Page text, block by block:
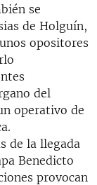
se
de Holguín,
opositores
del
operativo de
de la llegada
Benedicto
provocan